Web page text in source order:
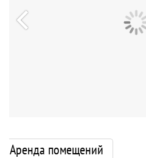
Аренда помещений